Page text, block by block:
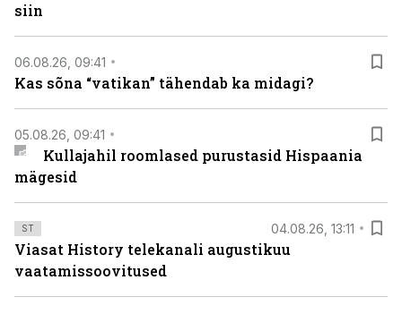
siin
06.08.26, 09:41
Kas sõna “vatikan” tähendab ka midagi?
05.08.26, 09:41
Kullajahil roomlased purustasid Hispaania
mägesid
ST 04.08.26, 13:11
Viasat History telekanali augustikuu
vaatamissoovitused